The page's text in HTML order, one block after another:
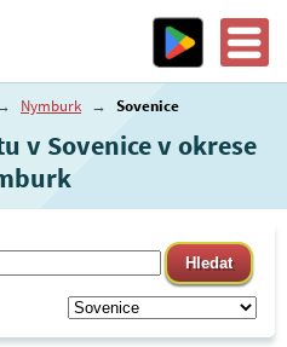
Nymburk → Sovenice
v Sovenice v okrese